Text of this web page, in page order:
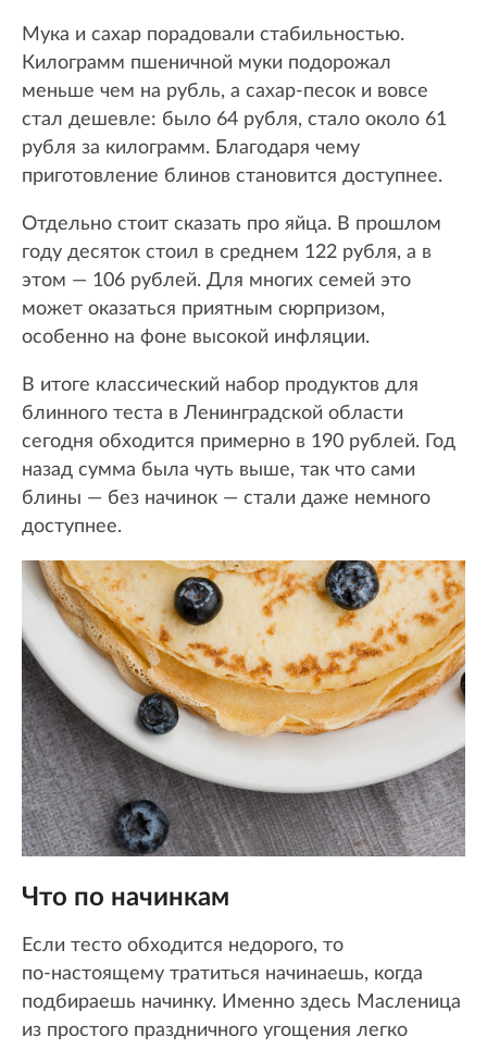
Мука и сахар порадовали стабильностью.
Килограмм пшеничной муки подорожал
меньше чем на рубль, а сахар-песок и вовсе
стал дешевле: было 64 рубля, стало около 61
рубля за килограмм. Благодаря чему
приготовление блинов становится доступнее.
Отдельно стоит сказать про яйца. В прошлом
году десяток стоил в среднем 122 рубля, а в
этом — 106 рублей. Для многих семей это
может оказаться приятным сюрпризом,
особенно на фоне высокой инфляции.
В итоге классический набор продуктов для
блинного теста в Ленинградской области
сегодня обходится примерно в 190 рублей. Год
назад сумма была чуть выше, так что сами
блины — без начинок — стали даже немного
доступнее.
Что по начинкам
Если тесто обходится недорого, то
по‑настоящему тратиться начинаешь, когда
подбираешь начинку. Именно здесь Масленица
из простого праздничного угощения легко